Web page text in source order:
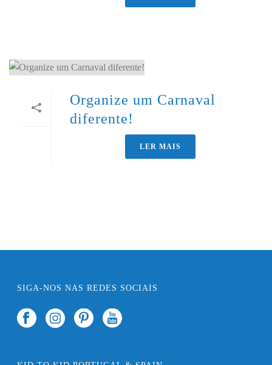
Organize um Carnaval
diferente!
LER MAIS
SIGA-NOS NAS REDES SOCIAIS